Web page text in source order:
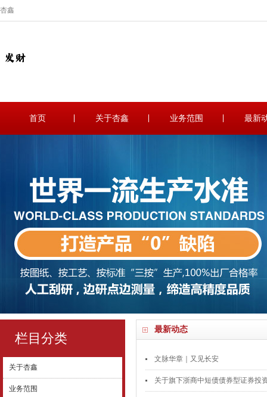
杏鑫
首页 关于杏鑫 业务范围 最新
栏目分类
关于杏鑫
业务范围
最新动态
文脉华章｜又见长安
关于旗下浙商中短债债券型证券投